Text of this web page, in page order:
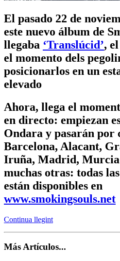
El pasado 22 de
este nuevo álbum de
llegaba ‘Translúcid’,
el momento dels
posicionarlos en un
elevado
Ahora, llega el
en directo: empiezan
Ondara y pasarán por
Barcelona, Alacant,
Iruña, Madrid, Murcia
muchas otras: todas
están disponibles en
www.smokingsouls.net
Continua llegint
Más Artículos...